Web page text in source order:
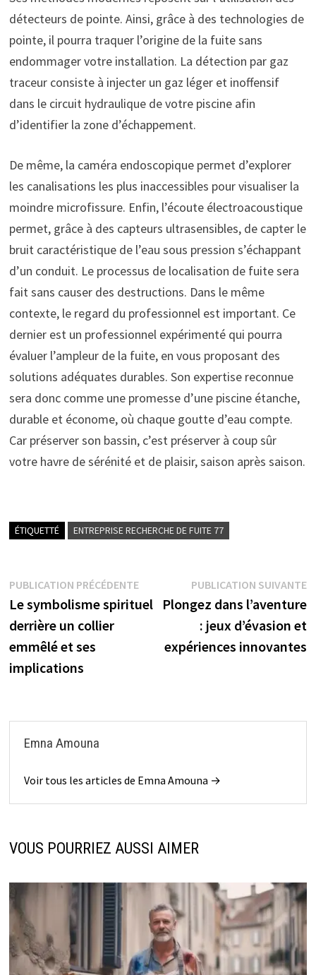
détecteurs de pointe. Ainsi, grâce à des technologies de
pointe, il pourra traquer l’origine de la fuite sans
endommager votre installation. La détection par gaz
traceur consiste à injecter un gaz léger et inoffensif
dans le circuit hydraulique de votre piscine afin
d’identifier la zone d’échappement.
De même, la caméra endoscopique permet d’explorer
les canalisations les plus inaccessibles pour visualiser la
moindre microfissure. Enfin, l’écoute électroacoustique
permet, grâce à des capteurs ultrasensibles, de capter le
bruit caractéristique de l’eau sous pression s’échappant
d’un conduit. Le processus de localisation de fuite sera
fait sans causer des destructions. Dans le même
contexte, le regard du professionnel est important. Ce
dernier est un professionnel expérimenté qui pourra
évaluer l’ampleur de la fuite, en vous proposant des
solutions adéquates durables. Son expertise reconnue
sera donc comme une promesse d’une piscine étanche,
durable et économe, où chaque goutte d’eau compte.
Car préserver son bassin, c’est préserver à coup sûr
votre havre de sérénité et de plaisir, saison après saison.
ÉTIQUETTÉ ENTREPRISE RECHERCHE DE FUITE 77
Navigation
de
l’article
PUBLICATION PRÉCÉDENTEPublication
précédente :
Le symbolisme spirituel
derrière un collier
emmêlé et ses
implications
PUBLICATION SUIVANTE
Plongez dans l’aventure
: jeux d’évasion et
expériences innovantes
Emna Amouna
Voir tous les articles de Emna Amouna →
VOUS POURRIEZ AUSSI AIMER